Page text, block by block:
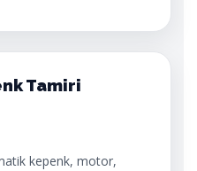
Tamiri
kepenk, motor,